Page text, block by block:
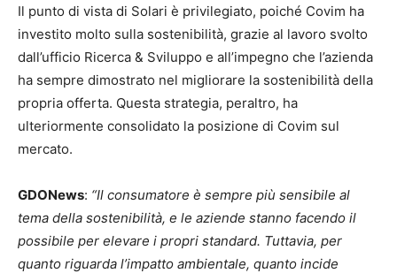
Il punto di vista di Solari è privilegiato, poiché Covim ha
investito molto sulla sostenibilità, grazie al lavoro svolto
dall’ufficio Ricerca & Sviluppo e all’impegno che l’azienda
ha sempre dimostrato nel migliorare la sostenibilità della
propria offerta. Questa strategia, peraltro, ha
ulteriormente consolidato la posizione di Covim sul
mercato.
GDONews: “Il consumatore è sempre più sensibile al
tema della sostenibilità, e le aziende stanno facendo il
possibile per elevare i propri standard. Tuttavia, per
quanto riguarda l’impatto ambientale, quanto incide